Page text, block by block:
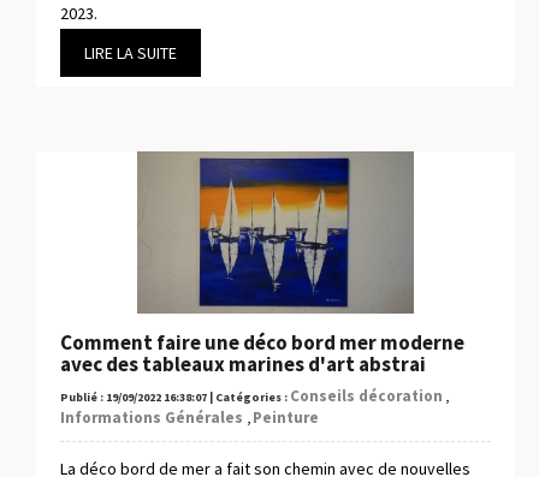
2023.
LIRE LA SUITE
Comment faire une déco bord mer moderne
avec des tableaux marines d'art abstrai
Publié : 19/09/2022 16:38:07 | Catégories : Conseils décoration ,
Informations Générales , Peinture
La déco bord de mer a fait son chemin avec de nouvelles